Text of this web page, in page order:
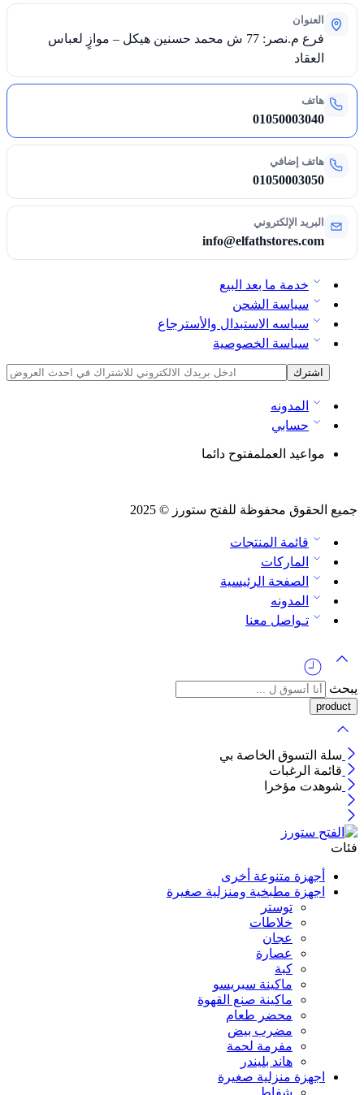
العنوان
فرع م.نصر: 77 ش محمد حسنين هيكل – موازٍ لعباس
العقاد
هاتف
01050003040
هاتف إضافي
01050003050
البريد الإلكتروني
info@elfathstores.com
خدمة ما بعد البيع
سياسة الشحن
سياسه الاستبدال والأسترجاع
سياسة الخصوصية
المدونه
حسابي
مواعيد العملمفتوح دائما
جميع الحقوق محفوظة للفتح ستورز © 2025
قائمة المنتجات
الماركات
الصفحة الرئيسية
المدونه
تـواصل معنا
يبحث
سلة التسوق الخاصة بي
قائمة الرغبات
شوهدت مؤخرا
فئات
أجهزة متنوعة أخرى
اجهزة مطبخية ومنزلية صغيرة
توستر
خلاطات
عجان
عصارة
كبة
ماكينة سبريسو
ماكينة صنع القهوة
محضر طعام
مضرب بيض
مفرمة لحمة
هاند بليندر
اجهزة منزلية صغيرة
شفاط